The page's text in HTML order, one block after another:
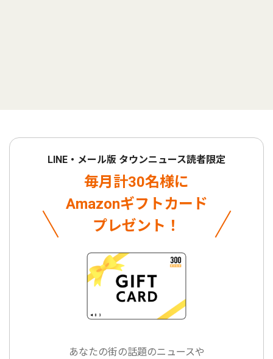
LINE・メール版 タウンニュース読者限定
毎月計30名様に
Amazonギフトカード
プレゼント！
あなたの街の話題のニュースや